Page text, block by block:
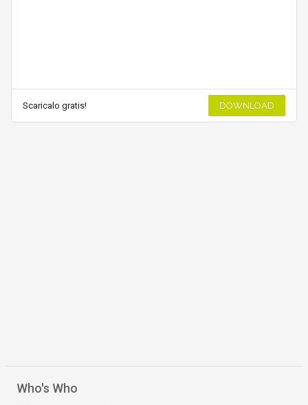
Scaricalo gratis! DOWNLOAD
Who's Who